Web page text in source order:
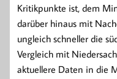
Kritikpunkte ist, dem
darüber hinaus mit
ungleich schneller die
Vergleich mit
aktuellere Daten in die